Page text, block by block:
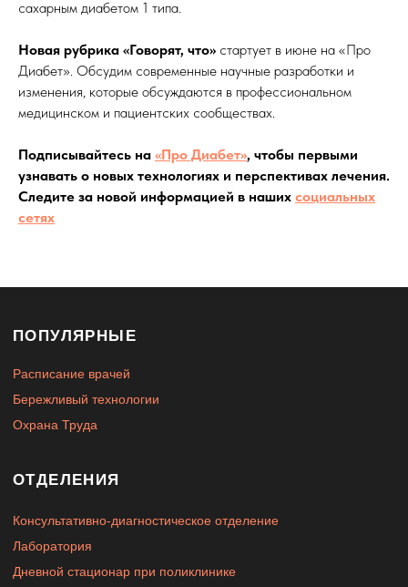
сахарным диабетом 1 типа.
Новая рубрика «Говорят, что» стартует в июне на «Про
Диабет». Обсудим современные научные разработки и
изменения, которые обсуждаются в профессиональном
медицинском и пациентских сообществах.
Подписывайтесь на «Про Диабет», чтобы первыми
узнавать о новых технологиях и перспективах лечения.
Следите за новой информацией в наших социальных
сетях